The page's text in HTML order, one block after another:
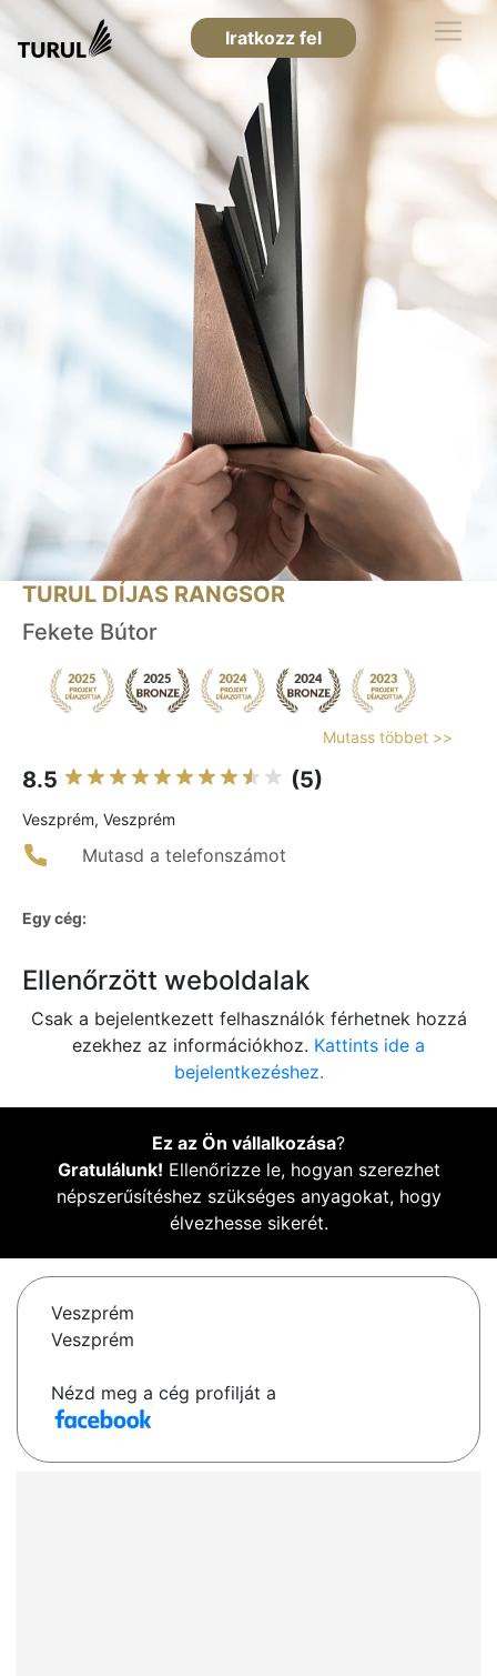
Iratkozz fel
TURUL DÍJAS RANGSOR
Fekete Bútor
Mutass többet >>
8.5 (5)
Veszprém, Veszprém
Mutasd a telefonszámot
Egy cég:
Ellenőrzött weboldalak
Csak a bejelentkezett felhasználók férhetnek hozzá
ezekhez az információkhoz. Kattints ide a
bejelentkezéshez.
Ez az Ön vállalkozása?
Gratulálunk! Ellenőrizze le, hogyan szerezhet
népszerűsítéshez szükséges anyagokat, hogy
élvezhesse sikerét.
Veszprém
Veszprém
Nézd meg a cég profilját a